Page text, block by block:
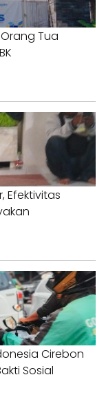
Orang Tua
Efektivitas
Cirebon
Sosial